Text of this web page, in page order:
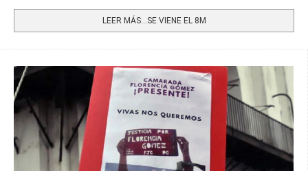
LEER MÁS…SE VIENE EL 8M